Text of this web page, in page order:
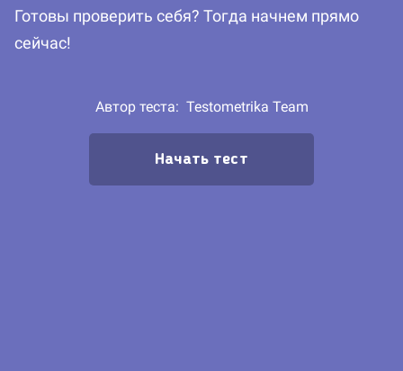
Готовы проверить себя? Тогда начнем прямо
сейчас!
Автор теста: Testometrika Team
Начать тест